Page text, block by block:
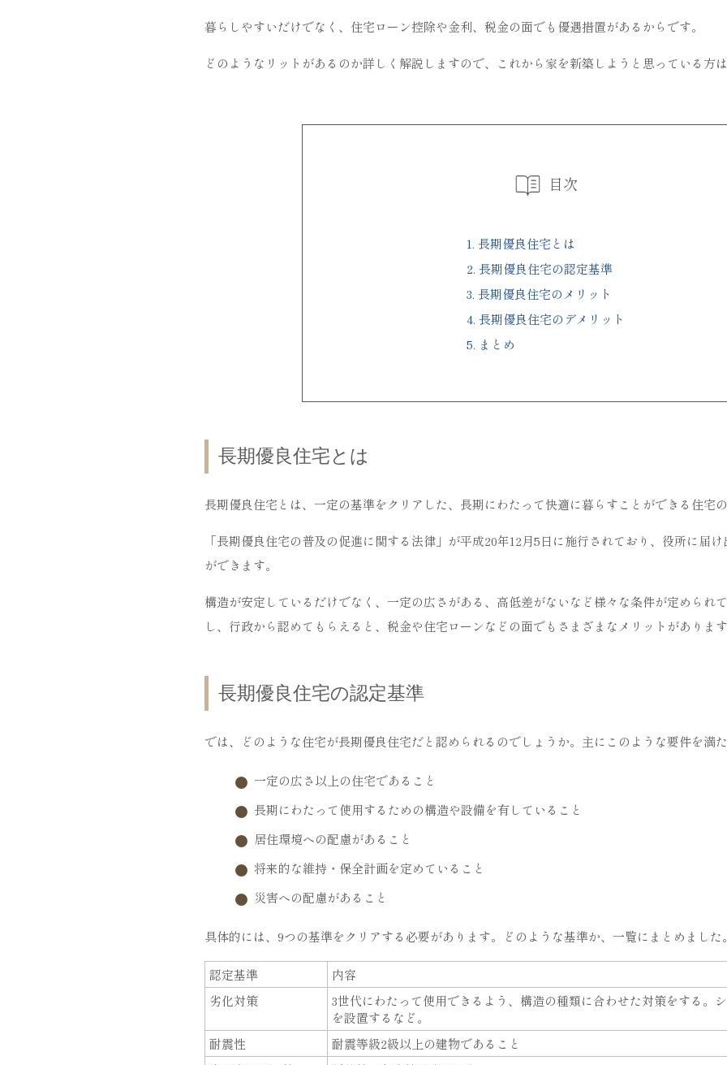
暮らしやすいだけでなく、住宅ローン控除や金利、税金の面でも優遇措置があるからです。
どのようなリットがあるのか詳しく解説しますので、これから家を新築しようと思っている方
目次
1. 長期優良住宅とは
2. 長期優良住宅の認定基準
3. 長期優良住宅のメリット
4. 長期優良住宅のデメリット
5. まとめ
長期優良住宅とは
長期優良住宅とは、一定の基準をクリアした、長期にわたって快適に暮らすことができる住宅の
「長期優良住宅の普及の促進に関する法律」が平成20年12月5日に施行されており、役所に届
ができます。
構造が安定しているだけでなく、一定の広さがある、高低差がないなど様々な条件が定められ
し、行政から認めてもらえると、税金や住宅ローンなどの面でもさまざまなメリットがあります
長期優良住宅の認定基準
では、どのような住宅が長期優良住宅だと認められるのでしょうか。主にこのような要件を満
一定の広さ以上の住宅であること
長期にわたって使用するための構造や設備を有していること
居住環境への配慮があること
将来的な維持・保全計画を定めていること
災害への配慮があること
具体的には、9つの基準をクリアする必要があります。どのような基準か、一覧にまとめました。
認定基準
内容
劣化対策
3世代にわたって使用できるよう、構造の種類に合わせた対策をする。
を設置するなど。
耐震性
耐震等級2級以上の建物であること